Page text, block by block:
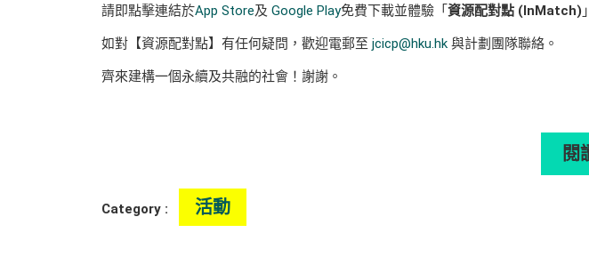
請即點擊連結於App Store及 Google Play免費下載並體驗「 資源配對點 (InMatch)
如對【資源配對點】有任何疑問，歡迎電郵至 jcicp@hku.hk 與計劃團隊聯絡。
齊來建構一個永續及共融的社會！謝謝。
閱
Category : 活動